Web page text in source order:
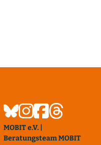
MOBIT e.V. |
Beratungsteam MOBIT